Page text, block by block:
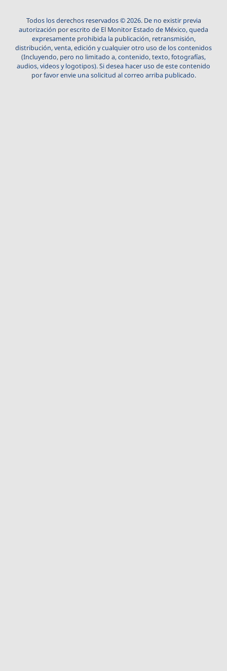
Todos los derechos reservados © 2026. De no existir previa
autorización por escrito de El Monitor Estado de México, queda
expresamente prohibida la publicación, retransmisión,
distribución, venta, edición y cualquier otro uso de los contenidos
(Incluyendo, pero no limitado a, contenido, texto, fotografías,
audios, videos y logotipos). Si desea hacer uso de este contenido
por favor envie una solicitud al correo arriba publicado.